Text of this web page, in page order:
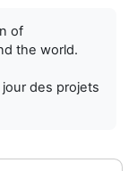
of
the world.
des projets